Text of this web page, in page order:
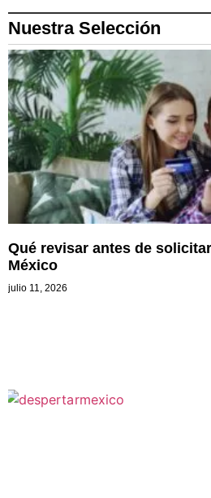
Nuestra Selección
Qué revisar antes de
México
julio 11, 2026